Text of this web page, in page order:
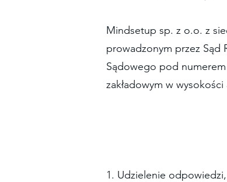
Mindsetup sp. z o.o. z
prowadzonym przez Sąd
Sądowego pod numerem
zakładowym w wysokości
1. Udzielenie